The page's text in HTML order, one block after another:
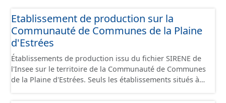
Etablissement de production sur la
Communauté de Communes de la Plaine
d'Estrées
Établissements de production issu du fichier SIRENE de
l'Insee sur le territoire de la Communauté de Communes
de la Plaine d'Estrées. Seuls les établissements situés à